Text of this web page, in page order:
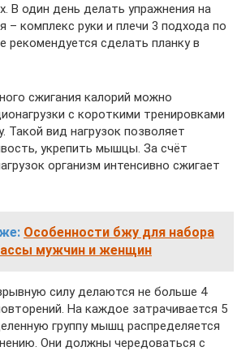
В один день делать упражнения на
– комплекс руки и плечи 3 подхода по
рекомендуется сделать планку в
сжигания калорий можно
с короткими тренировками
Такой вид нагрузок позволяет
укрепить мышцы. За счёт
организм интенсивно сжигает
Особенности бжу для набора
мужчин и женщин
силу делаются не больше 4
На каждое затрачивается 5
группу мышц распределяется
Они должны чередоваться с